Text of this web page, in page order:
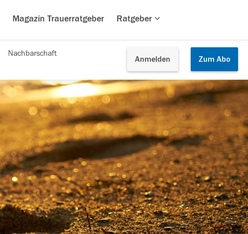
Magazin Trauerratgeber Ratgeber
Anmelden Zum Abo
Nachbarschaft